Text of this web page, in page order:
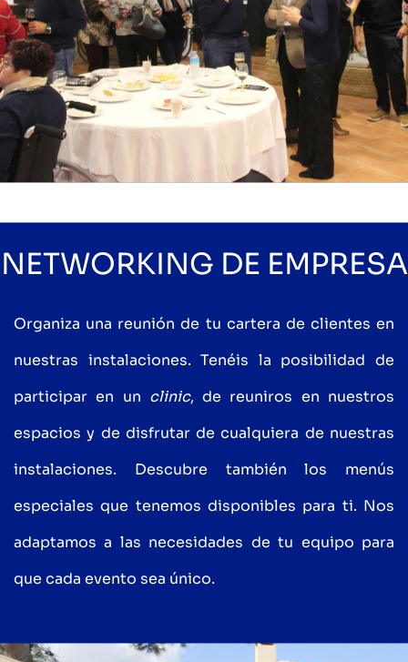
NETWORKING DE EMPRESA
Organiza una reunión de tu cartera de clientes en
nuestras instalaciones. Tenéis la posibilidad de
participar en un clinic, de reuniros en nuestros
espacios y de disfrutar de cualquiera de nuestras
instalaciones. Descubre también los menús
especiales que tenemos disponibles para ti. Nos
adaptamos a las necesidades de tu equipo para
que cada evento sea único.